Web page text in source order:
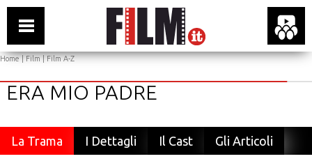
Home|Film|Film A-Z
ERA MIO PADRE
La Trama I Dettagli Il Cast Gli Articoli